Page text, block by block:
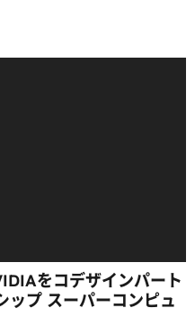
をコデザインパート
ップ スーパーコンピュ